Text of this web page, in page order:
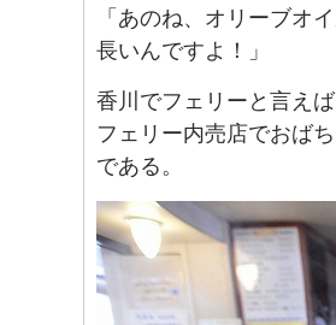
「あのね、オリーブオ
長いんですよ！」
香川でフェリーと言え
フェリー内売店でおば
である。